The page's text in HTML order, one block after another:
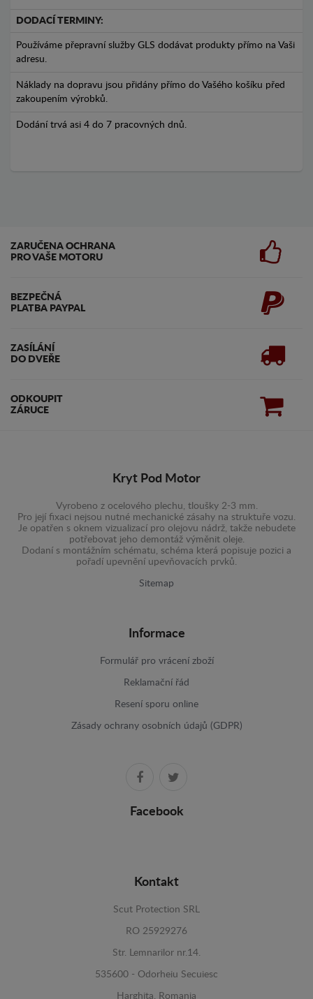
DODACÍ TERMINY:
Používáme přepravní služby GLS dodávat produkty přímo na Vaši
adresu.
Náklady na dopravu jsou přidány přímo do Vašého košíku před
zakoupením výrobků.
Dodání trvá asi 4 do 7 pracovných dnů.
ZARUČENA OCHRANA
PRO VAŠE MOTORU
BEZPEČNÁ
PLATBA PAYPAL
ZASÍLÁNÍ
DO DVEŘE
ODKOUPIT
ZÁRUCE
Kryt Pod Motor
Vyrobeno z ocelového plechu, tloušky 2-3 mm.
Pro její fixaci nejsou nutné mechanické zásahy na struktuře vozu.
Je opatřen s oknem vizualizací pro olejovu nádrž, takže nebudete
potřebovat jeho demontáž výměnit oleje.
Dodaní s montážním schématu, schéma která popisuje pozici a
pořadí upevnění upevňovacích prvků.
Sitemap
Informace
Formulář pro vrácení zboží
Reklamační řád
Resení sporu online
Zásady ochrany osobních údajů (GDPR)
Facebook
Kontakt
Scut Protection SRL
RO 25929276
Str. Lemnarilor nr.14.
535600 - Odorheiu Secuiesc
Harghita, Romania